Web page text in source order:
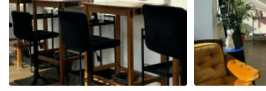
Базовое оборудование в зале (включено в стоимость):
Profoto D1 500 air - 2 шт
По предварительному бронированию: Окто 120/140/90, софт 60*90,
120*80, 4 рефлектора Zoom
Шторы блэкаут
Флаги 3 шт
Cтулья, диван, кресла, столы журнальные
Ростовое зеркало
Колонка